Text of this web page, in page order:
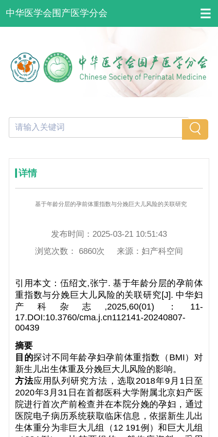
中华医学会围产医学分会
详情
基于年龄分层的孕前体重指数与分娩巨大儿风险的关联研究
发布时间： 2025-03-21 10:51:43
浏览次数： 6860次 来源： 妇产科空间
引用本文：伍绍文,张宁. 基于年龄分层的孕前体
重指数与分娩巨大儿风险的关联研究[J]. 中华妇
产科杂志,2025,60(01)：11-
17.DOI:10.3760/cma.j.cn112141-20240807-
00439
摘要
目的探讨不同年龄孕妇孕前体重指数（BMI）对
新生儿出生体重及分娩巨大儿风险的影响。
方法应用队列研究方法，选取2018年9月1日至
2020年3月31日在首都医科大学附属北京妇产医
院进行首次产前检查并在本院分娩的孕妇，通过
医院电子病历系统获取临床信息，依据新生儿出
生体重分为非巨大儿组（12 191例）和巨大儿组